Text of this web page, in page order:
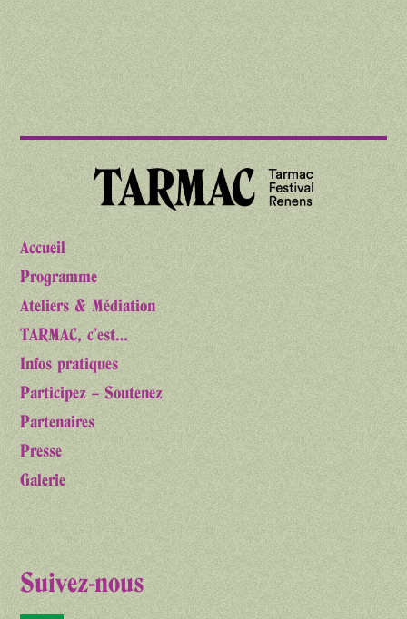
Accueil
Programme
Ateliers & Médiation
TARMAC, c’est…
Infos pratiques
Participez – Soutenez
Partenaires
Presse
Galerie
Suivez-nous